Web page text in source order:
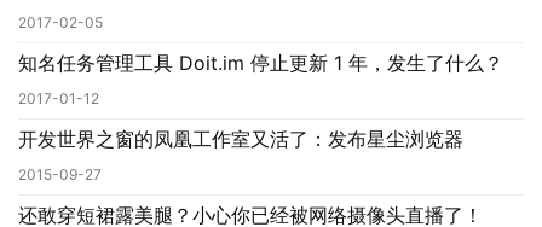
2017-02-05
知名任务管理工具 Doit.im 停止更新 1 年，发生了什么？
2017-01-12
开发世界之窗的凤凰工作室又活了：发布星尘浏览器
2015-09-27
还敢穿短裙露美腿？小心你已经被网络摄像头直播了！